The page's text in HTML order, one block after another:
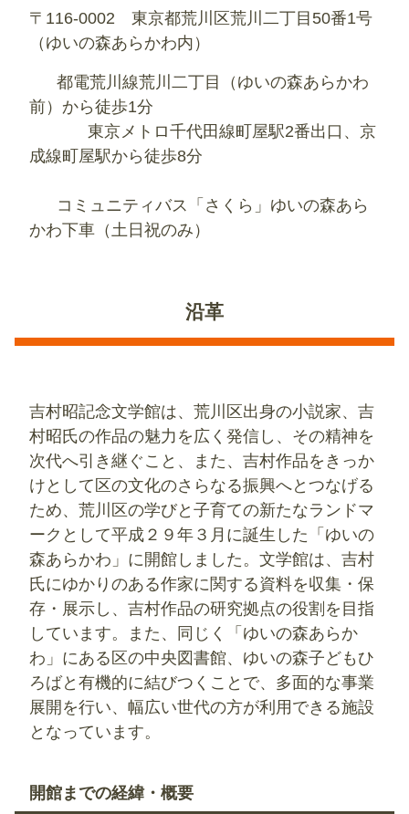
〒116-0002 東京都荒川区荒川二丁目50番1号
（ゆいの森あらかわ内）
都電荒川線荒川二丁目（ゆいの森あらかわ
前）から徒歩1分
東京メトロ千代田線町屋駅2番出口、京
成線町屋駅から徒歩8分
コミュニティバス「さくら」ゆいの森あら
かわ下車（土日祝のみ）
沿革
吉村昭記念文学館は、荒川区出身の小説家、吉
村昭氏の作品の魅力を広く発信し、その精神を
次代へ引き継ぐこと、また、吉村作品をきっか
けとして区の文化のさらなる振興へとつなげる
ため、荒川区の学びと子育ての新たなランドマ
ークとして平成２９年３月に誕生した「ゆいの
森あらかわ」に開館しました。文学館は、吉村
氏にゆかりのある作家に関する資料を収集・保
存・展示し、吉村作品の研究拠点の役割を目指
しています。また、同じく「ゆいの森あらか
わ」にある区の中央図書館、ゆいの森子どもひ
ろばと有機的に結びつくことで、多面的な事業
展開を行い、幅広い世代の方が利用できる施設
となっています。
開館までの経緯・概要